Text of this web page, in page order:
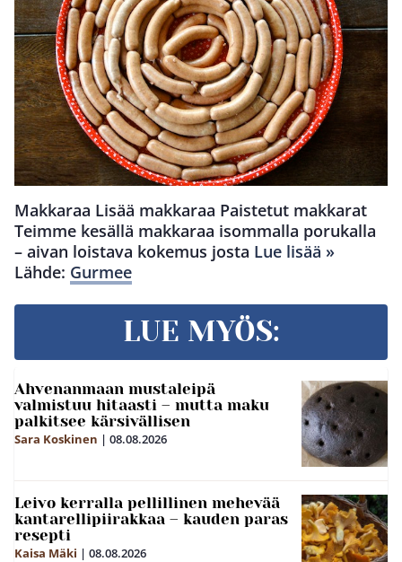
Makkaraa Lisää makkaraa Paistetut makkarat
Teimme kesällä makkaraa isommalla porukalla
– aivan loistava kokemus josta Lue lisää »
Lähde: Gurmee
LUE MYÖS:
Ahvenanmaan mustaleipä
valmistuu hitaasti – mutta maku
palkitsee kärsivällisen
Sara Koskinen | 08.08.2026
Leivo kerralla pellillinen mehevää
kantarellipiirakkaa – kauden paras
resepti
Kaisa Mäki | 08.08.2026